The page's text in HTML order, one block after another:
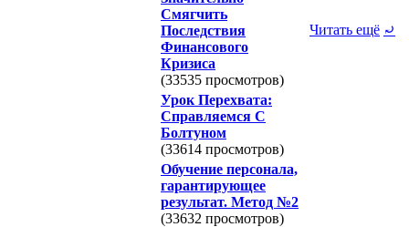
Смягчить
Последствия
Финансового
Кризиса
(33535 просмотров)
Урок Перехвата:
Справляемся С
Болтуном
(33614 просмотров)
Обучение персонала,
гарантирующее
результат. Метод №2
(33632 просмотров)
Читать ещё ⤾